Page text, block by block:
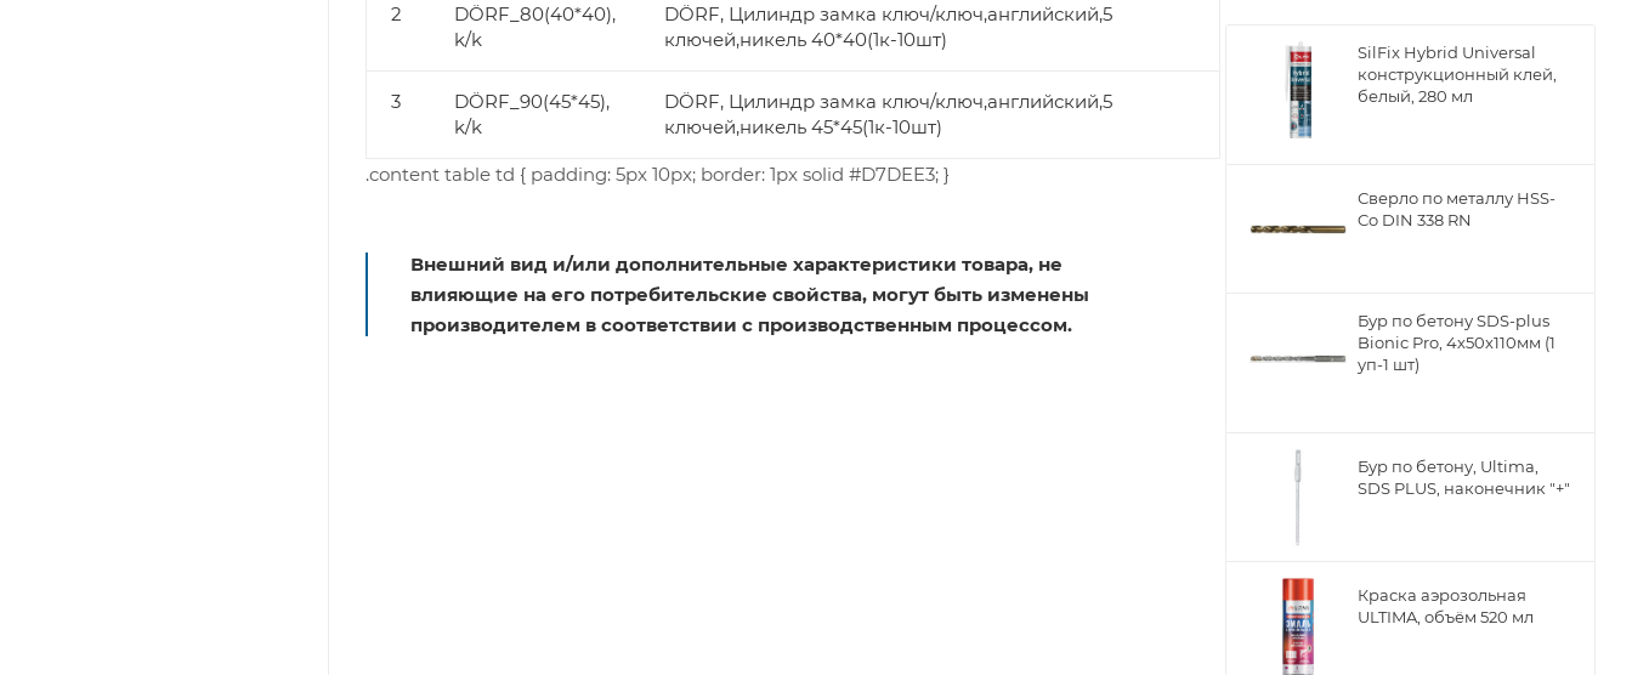
2
DÖRF_80(40*40),
k/k
DÖRF, Цилиндр замка ключ/ключ,английский,5
ключей,никель 40*40(1к-10шт)
3
DÖRF_90(45*45),
k/k
DÖRF, Цилиндр замка ключ/ключ,английский,5
ключей,никель 45*45(1к-10шт)
.content table td { padding: 5px 10px; border: 1px solid #D7DEE3; }
Внешний вид и/или дополнительные характеристики товара, не
влияющие на его потребительские свойства, могут быть изменены
производителем в соответствии с производственным процессом.
SilFix Hybrid Universal
конструкционный клей,
белый, 280 мл
Сверло по металлу НSS-
Co DIN 338 RN
Бур по бетону SDS-plus
Bionic Pro, 4х50х110мм (1
уп-1 шт)
Бур по бетону, Ultima,
SDS PLUS, наконечник "+"
Краска аэрозольная
ULTIMA, объём 520 мл